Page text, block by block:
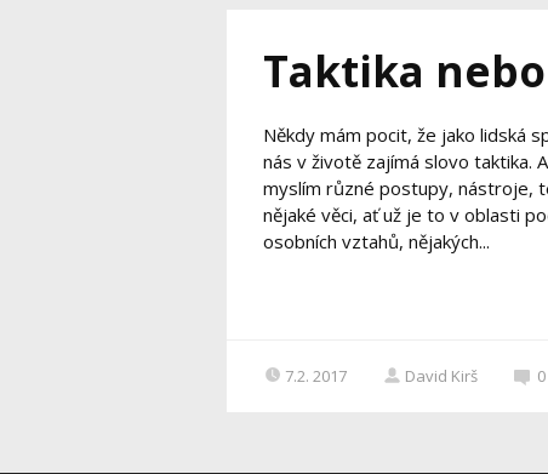
Taktika
Někdy mám pocit, že jako lidská
nás v životě zajímá slovo taktika.
myslím různé postupy, nástroje,
nějaké věci, ať už je to v oblasti
osobních vztahů, nějakých...
7.2. 2017 David Kirš 0